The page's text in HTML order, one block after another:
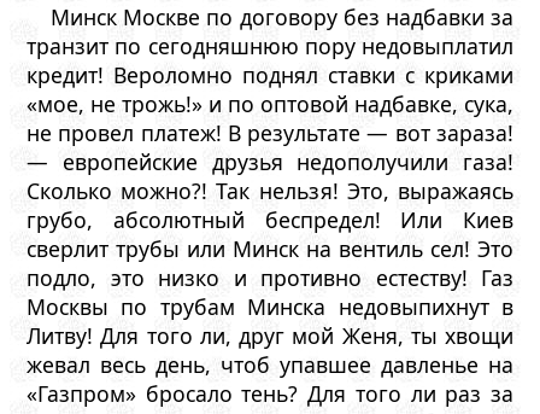
Минск Москве по договору без надбавки за
транзит по сегодняшнюю пору недовыплатил
кредит! Вероломно поднял ставки с криками
«мое, не трожь!» и по оптовой надбавке, сука,
не провел платеж! В результате — вот зараза!
— европейские друзья недополучили газа!
Сколько можно?! Так нельзя! Это, выражаясь
грубо, абсолютный беспредел! Или Киев
сверлит трубы или Минск на вентиль сел! Это
подло, это низко и противно естеству! Газ
Москвы по трубам Минска недовыпихнут в
Литву! Для того ли, друг мой Женя, ты хвощи
жевал весь день, чтоб упавшее давленье на
«Газпром» бросало тень? Для того ли раз за